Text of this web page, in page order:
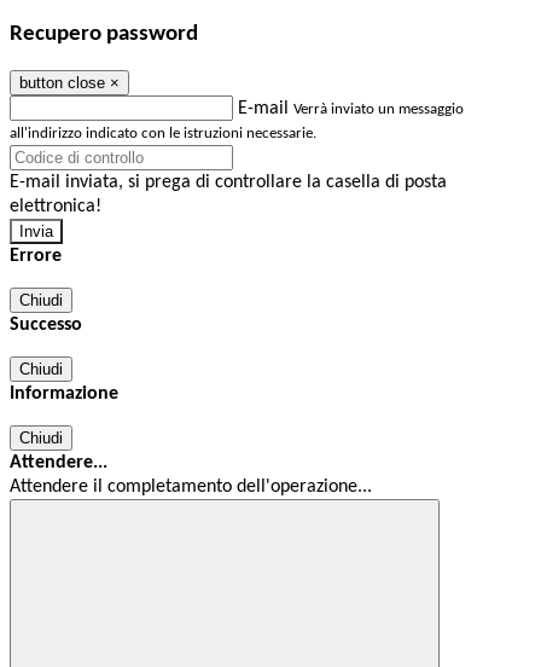
Recupero password
button close ×
E-mail Verrà inviato un messaggio
all'indirizzo indicato con le istruzioni necessarie.
E-mail inviata, si prega di controllare la casella di posta
elettronica!
Errore
Chiudi
Successo
Chiudi
Informazione
Chiudi
Attendere...
Attendere il completamento dell'operazione...